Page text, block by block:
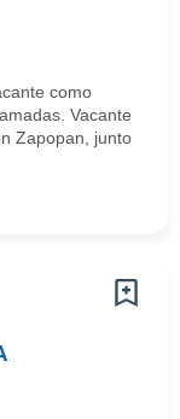
como
Vacante
Zapopan, junto